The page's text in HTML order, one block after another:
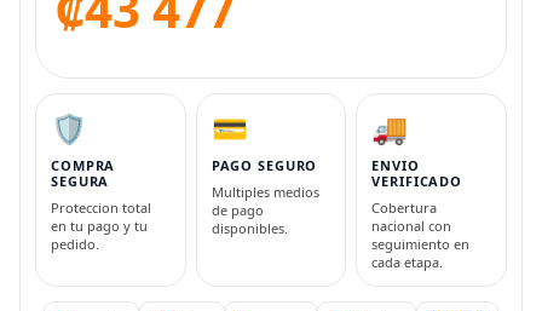
🛡️
COMPRA
SEGURA
Proteccion total
en tu pago y tu
pedido.
💳
PAGO SEGURO
Multiples medios
de pago
disponibles.
🚚
ENVIO
VERIFICADO
Cobertura
nacional con
seguimiento en
cada etapa.